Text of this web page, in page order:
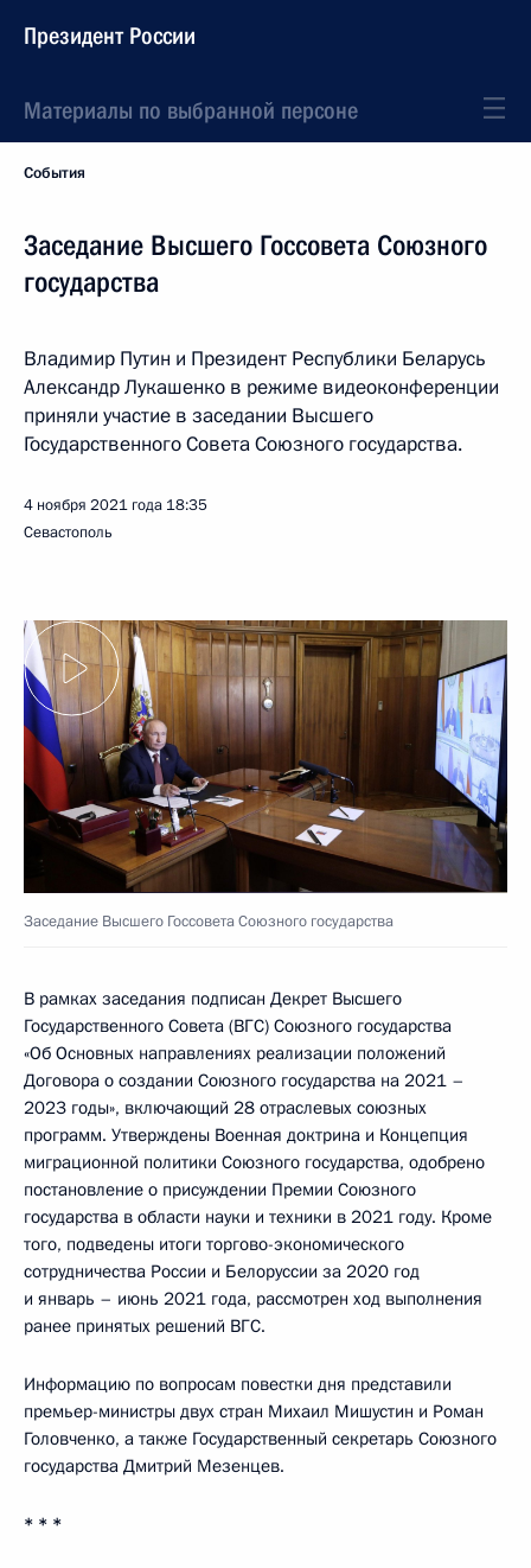
Президент России
Материалы по выбранной персоне
События
Заседание Высшего Госсовета Союзного
государства
Владимир Путин и Президент Республики Беларусь
Александр Лукашенко в режиме видеоконференции
приняли участие в заседании Высшего
Государственного Совета Союзного государства.
4 ноября 2021 года 18:35
Севастополь
Заседание Высшего Госсовета Союзного государства
В рамках заседания подписан Декрет Высшего
Государственного Совета (ВГС) Союзного государства
«Об Основных направлениях реализации положений
Договора о создании Союзного государства на 2021 –
2023 годы», включающий 28 отраслевых союзных
программ. Утверждены Военная доктрина и Концепция
миграционной политики Союзного государства, одобрено
постановление о присуждении Премии Союзного
государства в области науки и техники в 2021 году. Кроме
того, подведены итоги торгово-экономического
сотрудничества России и Белоруссии за 2020 год
и январь – июнь 2021 года, рассмотрен ход выполнения
ранее принятых решений ВГС.
Информацию по вопросам повестки дня представили
премьер-министры двух стран Михаил Мишустин и Роман
Головченко, а также Государственный секретарь Союзного
государства Дмитрий Мезенцев.
* * *